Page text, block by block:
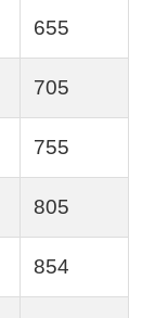
655
705
755
805
854